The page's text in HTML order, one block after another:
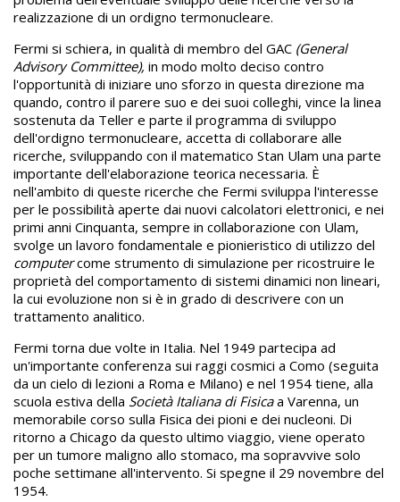
realizzazione di un ordigno termonucleare.
Fermi si schiera, in qualità di membro del GAC (General
Advisory Committee), in modo molto deciso contro
l'opportunità di iniziare uno sforzo in questa direzione ma
quando, contro il parere suo e dei suoi colleghi, vince la linea
sostenuta da Teller e parte il programma di sviluppo
dell'ordigno termonucleare, accetta di collaborare alle
ricerche, sviluppando con il matematico Stan Ulam una parte
importante dell'elaborazione teorica necessaria. È
nell'ambito di queste ricerche che Fermi sviluppa l'interesse
per le possibilità aperte dai nuovi calcolatori elettronici, e nei
primi anni Cinquanta, sempre in collaborazione con Ulam,
svolge un lavoro fondamentale e pionieristico di utilizzo del
computercome strumento di simulazione per ricostruire le
proprietà del comportamento di sistemi dinamici non lineari,
la cui evoluzione non si è in grado di descrivere con un
trattamento analitico.
Fermi torna due volte in Italia. Nel 1949 partecipa ad
un'importante conferenza sui raggi cosmici a Como (seguita
da un cielo di lezioni a Roma e Milano) e nel 1954 tiene, alla
scuola estiva della Società Italiana di Fisicaa Varenna, un
memorabile corso sulla Fisica dei pioni e dei nucleoni. Di
ritorno a Chicago da questo ultimo viaggio, viene operato
per un tumore maligno allo stomaco, ma sopravvive solo
poche settimane all'intervento. Si spegne il 29 novembre del
1954.